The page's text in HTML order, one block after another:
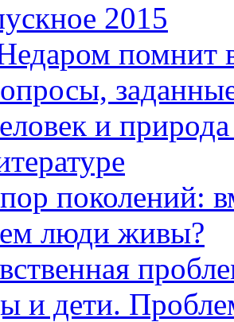
2015
помнит
и
поколений:
люди живы?
и дети.